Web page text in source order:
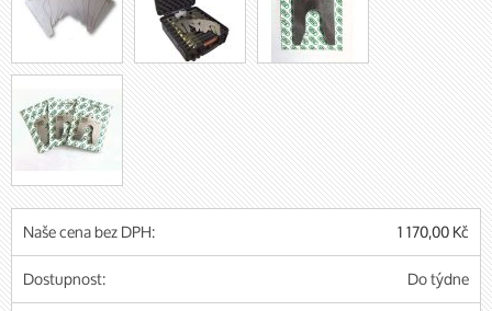
Naše cena bez DPH:
1 170,00 Kč
Dostupnost:
Do týdne